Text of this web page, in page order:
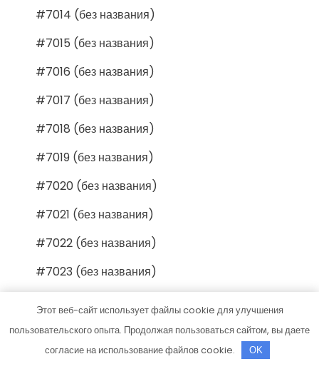
#7014 (без названия)
#7015 (без названия)
#7016 (без названия)
#7017 (без названия)
#7018 (без названия)
#7019 (без названия)
#7020 (без названия)
#7021 (без названия)
#7022 (без названия)
#7023 (без названия)
#7025 (без названия)
#7026 (без названия)
Этот веб-сайт использует файлы cookie для улучшения
пользовательского опыта. Продолжая пользоваться сайтом, вы даете
согласие на использование файлов cookie.
OK